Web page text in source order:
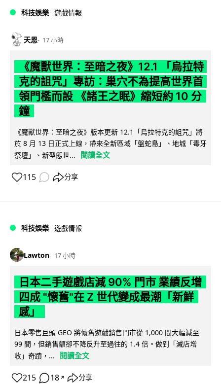
科技娛樂 遊戲情報
天恩 17 小時
《魔獸世界：至暗之夜》12.1 「烏拉特
克的詛咒」專訪：巢穴不為提高世界首
領門檻而設 《諸王之眠》縮短約 10 分
鐘
《魔獸世界：至暗之夜》版本更新 12.1「烏拉特克的詛咒」將
於 8 月 13 日正式上線，帶來全新區域「盤蛇島」、地城「毒牙
祭壇」、新型態世...
閱讀全文
115 分享
科技娛樂 遊戲情報
Lawton 17 小時
日本二手遊戲店減 90% 門市 業績反增
四成 "懷舊"在 Z 世代變成最潮「新鮮
感」
日本零售巨頭 GEO 將懷舊遊戲銷售門市從 1,000 間大幅減至
99 間，但銷售額卻不降反升至過往的 1.4 倍。做到「減店增
收」奇蹟，...
閱讀全文
215 18 ↗ 分享